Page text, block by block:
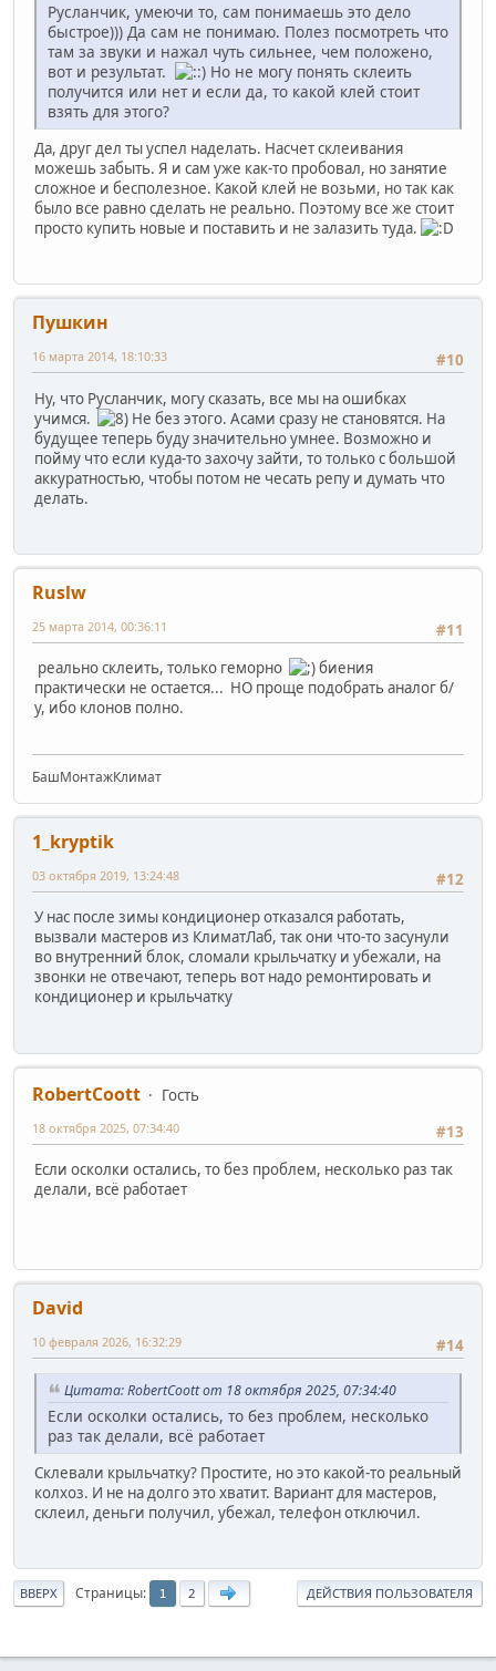
Русланчик, умеючи то, сам понимаешь это дело
быстрое))) Да сам не понимаю. Полез посмотреть что
там за звуки и нажал чуть сильнее, чем положено,
вот и результат.
Но не могу понять склеить
получится или нет и если да, то какой клей стоит
взять для этого?
Да, друг дел ты успел наделать. Насчет склеивания
можешь забыть. Я и сам уже как-то пробовал, но занятие
сложное и бесполезное. Какой клей не возьми, но так как
было все равно сделать не реально. Поэтому все же стоит
просто купить новые и поставить и не залазить туда.
Пушкин
#10
16 марта 2014, 18:10:33
Ну, что Русланчик, могу сказать, все мы на ошибках
учимся.
Не без этого. Асами сразу не становятся. На
будущее теперь буду значительно умнее. Возможно и
пойму что если куда-то захочу зайти, то только с большой
аккуратностью, чтобы потом не чесать репу и думать что
делать.
Ruslw
#11
25 марта 2014, 00:36:11
реально склеить, только геморно
биения
практически не остается... НО проще подобрать аналог б/
у, ибо клонов полно.
БашМонтажКлимат
1_kryptik
#12
03 октября 2019, 13:24:48
У нас после зимы кондиционер отказался работать,
вызвали мастеров из КлиматЛаб, так они что-то засунули
во внутренний блок, сломали крыльчатку и убежали, на
звонки не отвечают, теперь вот надо ремонтировать и
кондиционер и крыльчатку
RobertCoott
Гость
#13
18 октября 2025, 07:34:40
Если осколки остались, то без проблем, несколько раз так
делали, всё работает
David
#14
10 февраля 2026, 16:32:29
Цитата: RobertCoott от 18 октября 2025, 07:34:40
Если осколки остались, то без проблем, несколько
раз так делали, всё работает
Склевали крыльчатку? Простите, но это какой-то реальный
колхоз. И не на долго это хватит. Вариант для мастеров,
склеил, деньги получил, убежал, телефон отключил.
ВВЕРХ Страницы 1 2 ДЕЙСТВИЯ ПОЛЬЗОВАТЕЛЯ